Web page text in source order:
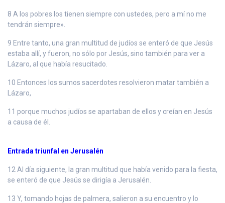
8 A los pobres los tienen siempre con ustedes, pero a mí no me
tendrán siempre».
9 Entre tanto, una gran multitud de judíos se enteró de que Jesús
estaba allí, y fueron, no sólo por Jesús, sino también para ver a
Lázaro, al que había resucitado.
10 Entonces los sumos sacerdotes resolvieron matar también a
Lázaro,
11 porque muchos judíos se apartaban de ellos y creían en Jesús
a causa de él.
Entrada triunfal en Jerusalén
12 Al día siguiente, la gran multitud que había venido para la fiesta,
se enteró de que Jesús se dirigía a Jerusalén.
13 Y, tomando hojas de palmera, salieron a su encuentro y lo